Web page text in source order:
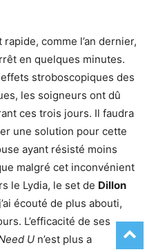
comme l’an dernier,
en quelques minutes.
stroboscopiques des
les soigneurs ont dû
ces trois jours. Il faudra
une solution pour cette
ayant résisté moins
malgré cet inconvénient
le Lydia, le set de Dillon
écouté de plus abouti,
L’efficacité de ses
U n’est plus a